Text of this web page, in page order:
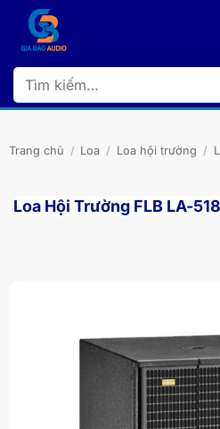
dung
Tìm
kiếm:
Trang chủ / Loa / Loa hội trường /
Loa Hội Trường FLB LA-